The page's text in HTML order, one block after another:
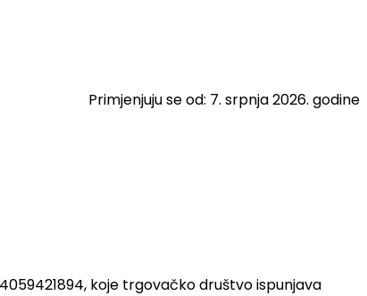
Primjenjuju se od: 7. srpnja 2026. godine
koje trgovačko društvo ispunjava